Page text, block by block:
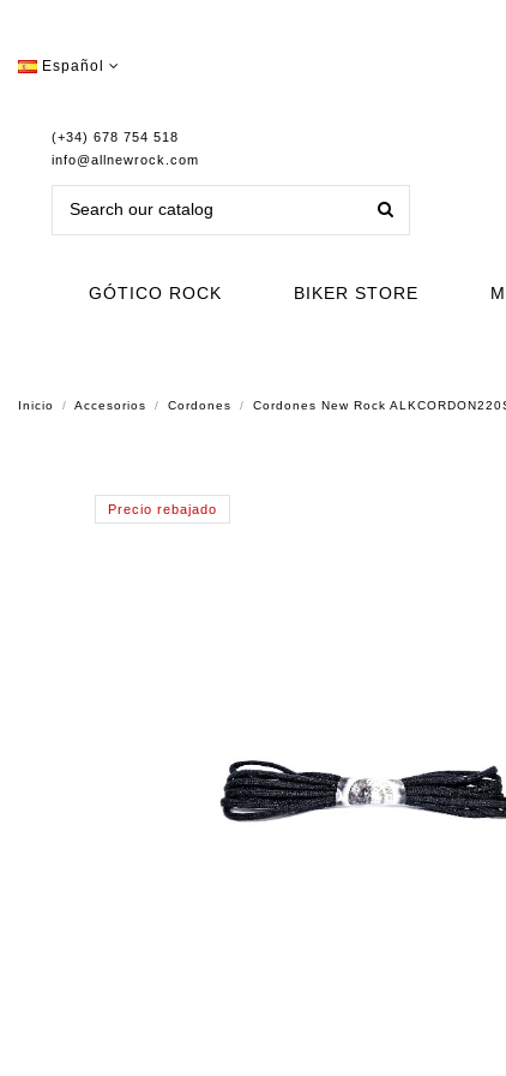
Español
(+34) 678 754 518
info@allnewrock.com
GÓTICO ROCK BIKER STORE
Inicio Accesorios Cordones Cordones New Rock
Precio rebajado